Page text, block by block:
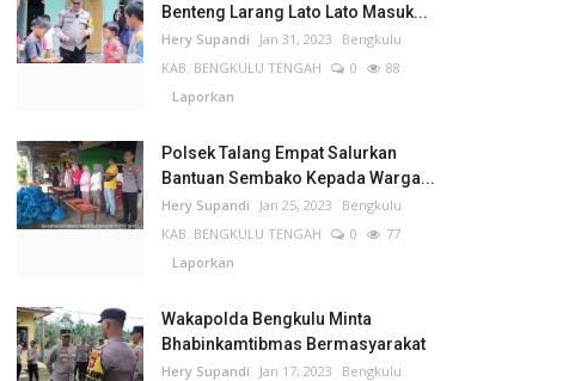
Benteng Larang Lato Lato Masuk...
Hery Supandi Jan 31, 2023
Bengkulu
KAB. BENGKULU TENGAH
0
88
Laporkan
Polsek Talang Empat Salurkan
Bantuan Sembako Kepada Warga...
Hery Supandi Jan 25, 2023
Bengkulu
KAB. BENGKULU TENGAH
0
77
Laporkan
Wakapolda Bengkulu Minta
Bhabinkamtibmas Bermasyarakat
Hery Supandi Jan 17, 2023
Bengkulu